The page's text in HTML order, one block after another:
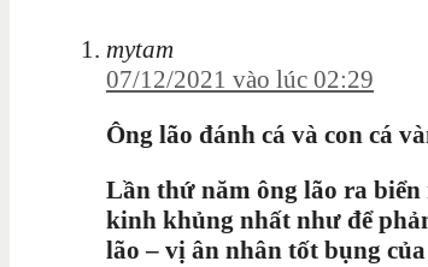
mytam
07/12/2021 vào lúc 02:29
Ông lão đánh cá và con cá
Lần thứ năm ông lão ra biển
kinh khủng nhất như để
lão – vị ân nhân tốt bụng